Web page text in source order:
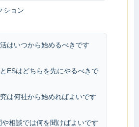
ション
はいつから始めるべきです
ESはどちらを先にやるべきで
は何社から始めればよいです
相談では何を聞けばよいです